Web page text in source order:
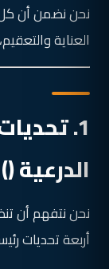
نحن نضمن أن
العناية
1.
الدرعية ()
نحن نتفهم أن
أربعة تحديات